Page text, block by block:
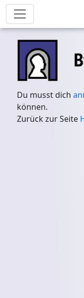
Du musst dich
können.
Zurück zur Seite